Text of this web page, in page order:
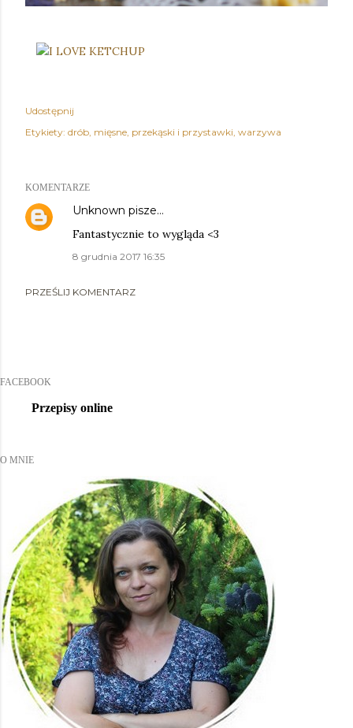
Udostępnij
Etykiety: drób mięsne przekąski i przystawki warzywa
KOMENTARZE
Unknown pisze…
Fantastycznie to wygląda <3
8 grudnia 2017 16:35
PRZEŚLIJ KOMENTARZ
FACEBOOK
Przepisy online
O MNIE